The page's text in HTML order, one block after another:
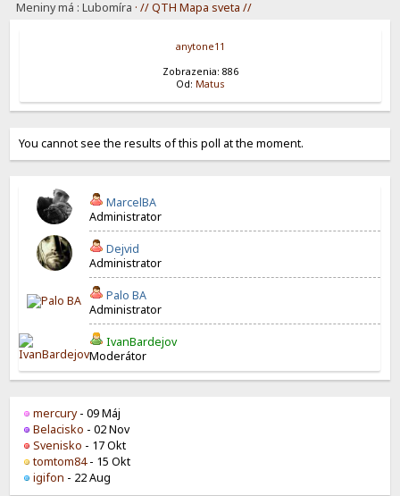
Meniny má : Lubomíra · // QTH Mapa sveta //
anytone11
Zobrazenia: 886
Od: Matus
You cannot see the results of this poll at the moment.
MarcelBA
Administrator
Dejvid
Administrator
Palo BA
Administrator
IvanBardejov
Moderátor
mercury- 09 Máj
Belacisko - 02 Nov
Svenisko - 17 Okt
tomtom84- 15 Okt
igifon - 22 Aug